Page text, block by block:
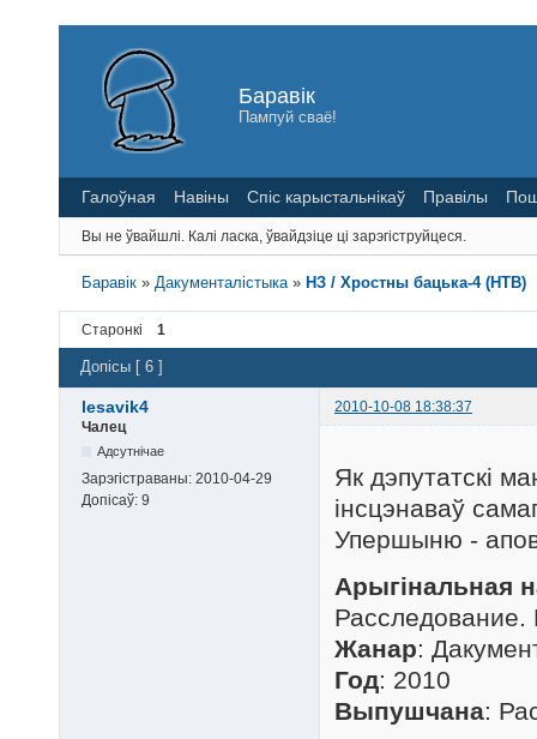
Баравік
Пампуй сваё!
Галоўная Навіны Спіс карыстальнікаў Правілы
Вы не ўвайшлі. Калі ласка, ўвайдзіце ці зарэгіструйцеся.
Баравік » Дакументалістыка » НЗ / Хростны бацька-4 (НТВ)
Старонкі 1
Допісы [ 6 ]
lesavik4
2010-10-08 18:38:37
Чалец
Адсутнічае
Зарэгістраваны: 2010-04-29
Допісаў: 9
Як дэпутатскі
інсцэнаваў
Упершыню -
Арыгінальная
Расследование.
Жанар:
Год: 2010
Выпушчана: